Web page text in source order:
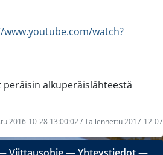
watch?
alkuperäislähteestä
2016-10-28 13:00:02 / Tallennettu 2017-12-07